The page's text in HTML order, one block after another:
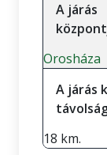
A járás
Orosháza
A járás
18 km.